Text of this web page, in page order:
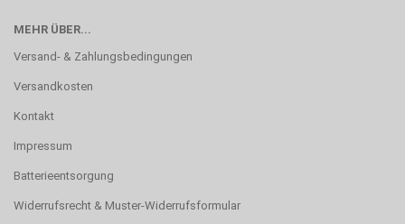
MEHR ÜBER...
Versand- & Zahlungsbedingungen
Versandkosten
Kontakt
Impressum
Batterieentsorgung
Widerrufsrecht & Muster-Widerrufsformular